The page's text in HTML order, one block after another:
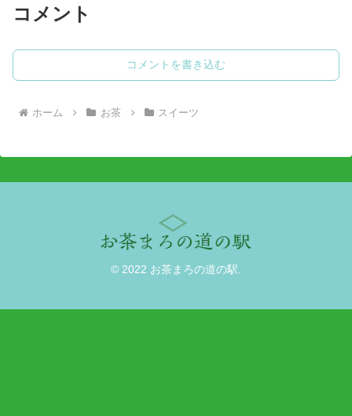
コメント
コメントを書き込む
ホーム お茶 スイーツ
© 2022 お茶まろの道の駅.